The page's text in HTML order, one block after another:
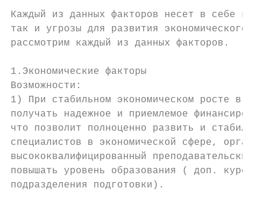
Каждый из данных факторов несет в себе как
так и угрозы для развития экономического
рассмотрим каждый из данных факторов.
1.Экономические факторы
Возможности:
1) При стабильном экономическом росте в
получать надежное и приемлемое
что позволит полноценно развить и
специалистов в экономической сфере,
высококвалифицированный преподавательский
повышать уровень образования ( доп. курсы,
подразделения подготовки).